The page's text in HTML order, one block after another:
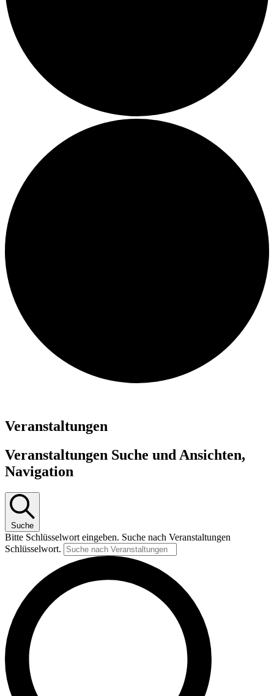
Veranstaltungen
Veranstaltungen Suche und Ansichten,
Navigation
Suche
Bitte Schlüsselwort eingeben. Suche nach Veranstaltungen
Schlüsselwort.